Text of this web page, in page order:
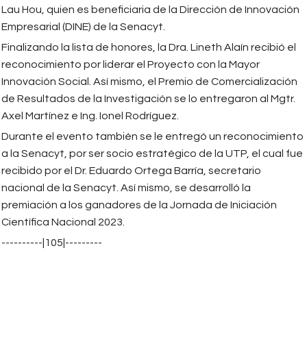
Lau Hou, quien es beneficiaria de la Dirección de Innovación
Empresarial (DINE) de la Senacyt.
Finalizando la lista de honores, la Dra. Lineth Alaín recibió el
reconocimiento por liderar el Proyecto con la Mayor
Innovación Social. Así mismo, el Premio de Comercialización
de Resultados de la Investigación se lo entregaron al Mgtr.
Axel Martínez e Ing. Ionel Rodríguez.
Durante el evento también se le entregó un reconocimiento
a la Senacyt, por ser socio estratégico de la UTP, el cual fue
recibido por el Dr. Eduardo Ortega Barría, secretario
nacional de la Senacyt. Así mismo, se desarrolló la
premiación a los ganadores de la Jornada de Iniciación
Científica Nacional 2023.
----------|105|---------